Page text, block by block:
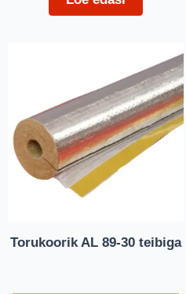
Torukoorik AL 89-30 teibiga